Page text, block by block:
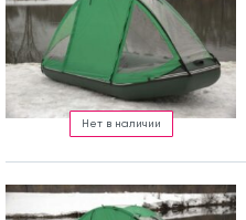
Нет в наличии